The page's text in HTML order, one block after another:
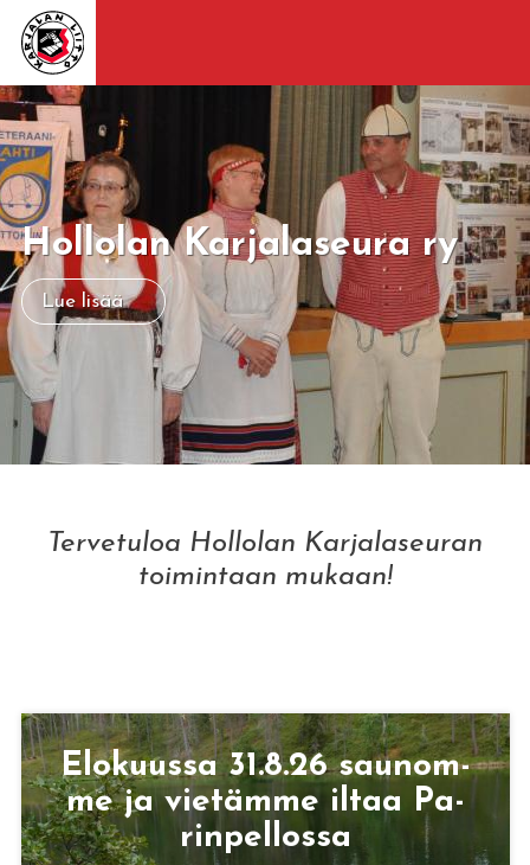
Hollolan Karjalaseura ry
Lue lisää
Tervetuloa Hollolan Karjalaseuran
toimintaan mukaan!
Elo­kuus­sa 31.8.26 sau­nom­
me ja vie­täm­me iltaa Pa­
rin­pel­los­sa